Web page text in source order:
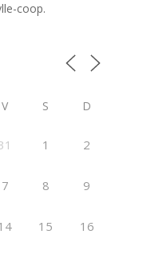
coop.
V S D
1 2
7 8 9
15 16